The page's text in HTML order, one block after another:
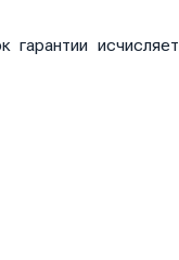
гарантии